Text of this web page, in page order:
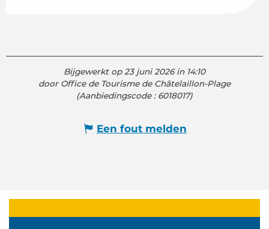
Bijgewerkt op 23 juni 2026 in 14:10
door Office de Tourisme de Châtelaillon-Plage
(Aanbiedingscode : 6018017)
Een fout melden